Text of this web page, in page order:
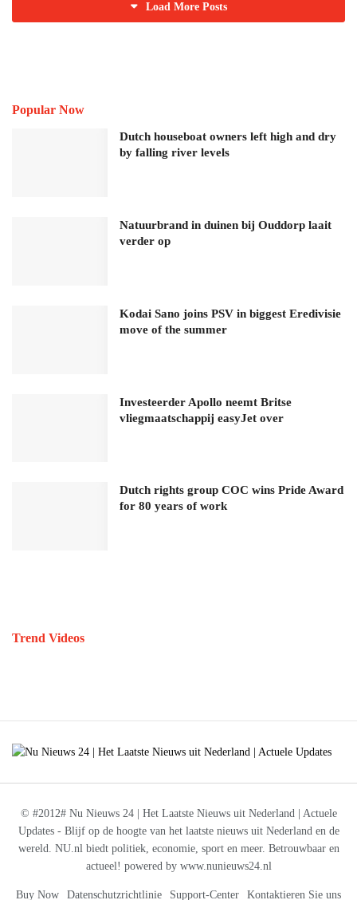
Load More Posts
Popular Now
Dutch houseboat owners left high and dry
by falling river levels
Natuurbrand in duinen bij Ouddorp laait
verder op
Kodai Sano joins PSV in biggest Eredivisie
move of the summer
Investeerder Apollo neemt Britse
vliegmaatschappij easyJet over
Dutch rights group COC wins Pride Award
for 80 years of work
Trend Videos
© #2012# Nu Nieuws 24 | Het Laatste Nieuws uit Nederland | Actuele
Updates - Blijf op de hoogte van het laatste nieuws uit Nederland en de
wereld. NU.nl biedt politiek, economie, sport en meer. Betrouwbaar en
actueel! powered by www.nunieuws24.nl
Buy Now Datenschutzrichtlinie Support-Center Kontaktieren Sie uns